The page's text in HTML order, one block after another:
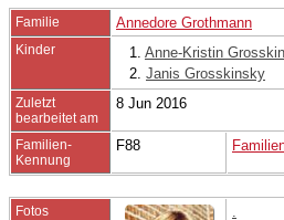
Familie Annedore Grothmann
Kinder 1. Anne-Kristin
2. Janis Grosskinsky
Zuletzt
bearbeitet am
8 Jun 2016
Familien-
Kennung
F88
Fotos